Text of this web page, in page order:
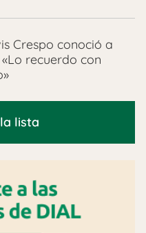
Crespo conoció a
recuerdo con
lista